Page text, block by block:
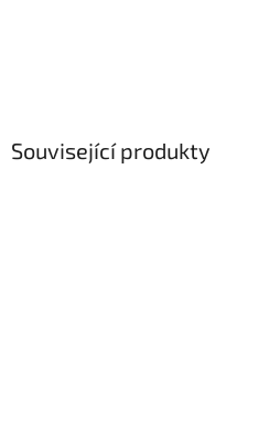
Související produkty